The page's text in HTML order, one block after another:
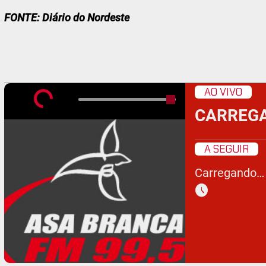
FONTE: Diário do Nordeste
AO VIVO
A SEGUIR
Carregando…
schedule